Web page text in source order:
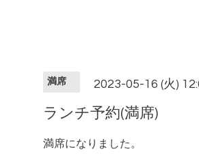
満席 2023-05-16 (火)
ランチ予約(満席)
満席になりました。